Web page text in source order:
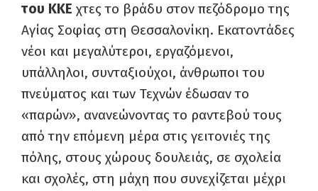
του ΚΚΕ χτες το βράδυ στον πεζόδρομο της
Αγίας Σοφίας στη Θεσσαλονίκη. Εκατοντάδες
νέοι και μεγαλύτεροι, εργαζόμενοι,
υπάλληλοι, συνταξιούχοι, άνθρωποι του
πνεύματος και των Τεχνών έδωσαν το
«παρών», ανανεώνοντας το ραντεβού τους
από την επόμενη μέρα στις γειτονιές της
πόλης, στους χώρους δουλειάς, σε σχολεία
και σχολές, στη μάχη που συνεχίζεται μέχρι